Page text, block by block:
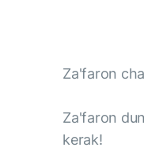
Za'faron
Za'faron
kerak!